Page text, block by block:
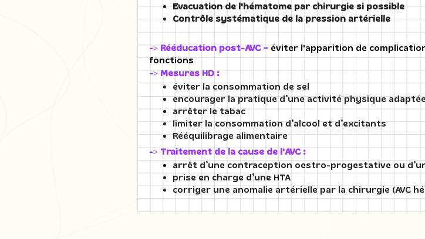
Evacuation de l'hématome par chirurgie si possible
Contrôle systématique de la pression artérielle
-> Rééducation post-AVC =éviter l'apparition de
fonctions
-> Mesures HD :
éviter la consommation de sel
encourager la pratique d’une activité physique
arrêter le tabac
limiter la consommation d’alcool et d’excitants
Rééquilibrage alimentaire
-> Traitement de la cause de l'AVC :
arrêt d’une contraception oestro-progestative ou
prise en charge d’une HTA
corriger une anomalie artérielle par la chirurgie (AVC